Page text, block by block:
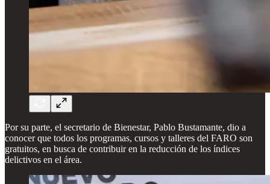
Por su parte, el secretario de Bienestar, Pablo Bustamante, dio a
conocer que todos los programas, cursos y talleres del FARO son
gratuitos, en busca de contribuir en la reducción de los índices
delictivos en el área.